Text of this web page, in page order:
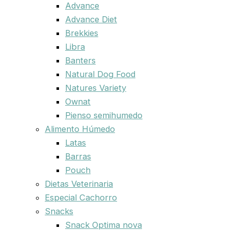
Advance
Advance Diet
Brekkies
Libra
Banters
Natural Dog Food
Natures Variety
Ownat
Pienso semihumedo
Alimento Húmedo
Latas
Barras
Pouch
Dietas Veterinaria
Especial Cachorro
Snacks
Snack Optima nova